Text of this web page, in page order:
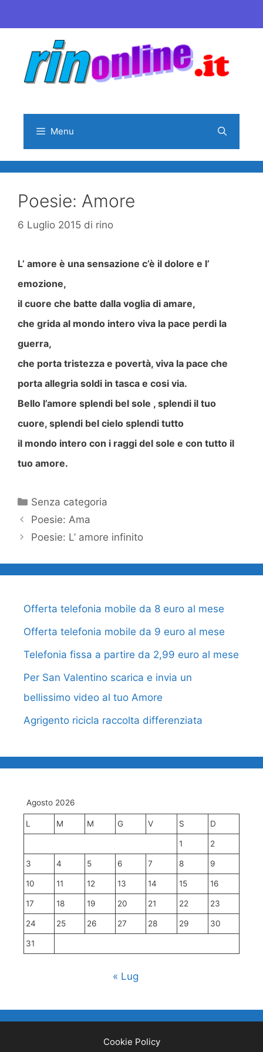
al
contenuto
Menu
Poesie: Amore
6 Luglio 2015 di rino
L’ amore è una sensazione c’è il dolore e l’
emozione,
il cuore che batte dalla voglia di amare,
che grida al mondo intero viva la pace perdi la
guerra,
che porta tristezza e povertà, viva la pace che
porta allegria soldi in tasca e cosi via.
Bello l’amore splendi bel sole , splendi il tuo
cuore, splendi bel cielo splendi tutto
il mondo intero con i raggi del sole e con tutto il
tuo amore.
Categorie
Senza categoria
Poesie: Ama
Poesie: L’ amore infinito
Offerta telefonia mobile da 8 euro al mese
Offerta telefonia mobile da 9 euro al mese
Telefonia fissa a partire da 2,99 euro al mese
Per San Valentino scarica e invia un
bellissimo video al tuo Amore
Agrigento ricicla raccolta differenziata
Agosto 2026
L M M G V S D
1 2
3 4 5 6 7 8 9
10 11 12 13 14 15 16
17 18 19 20 21 22 23
24 25 26 27 28 29 30
31
« Lug
Cookie Policy